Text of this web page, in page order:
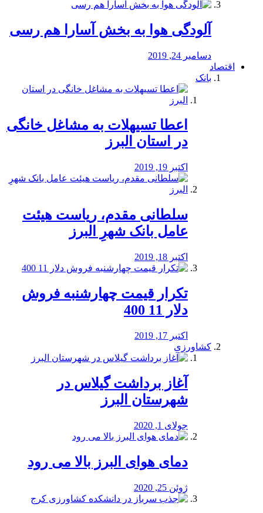
آلودگی هوا به بخش آسارا هم رسی
دسامبر 24, 2019
اقتصاد
بانک
️اعطا تسیهلات به مشاغل خانگی
در استان البرز
اکتبر 19, 2019
سلطانی مقدم، ریاست هیئت
عامل بانک شهرِ البرز
اکتبر 18, 2019
تکرار قیمت چهارشنبه فروش
دلار 11 400
اکتبر 17, 2019
کشاورزی
آغاز برداشت گیلاس در
شهرستان البرز
جولای 1, 2020
دمای هوای البرز بالا می رود
ژوئن 25, 2020